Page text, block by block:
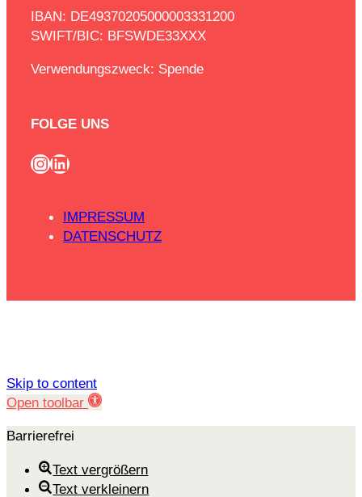
IBAN: DE49370205000003331200
SWIFT/BIC: BFSWDE33XXX
Verwendungszweck: Spende
FOLGE UNS
InstagramLinkedIn
IMPRESSUM
DATENSCHUTZ
Skip to content
Open toolbar
Barrierefrei
Text vergrößern
Text verkleinern